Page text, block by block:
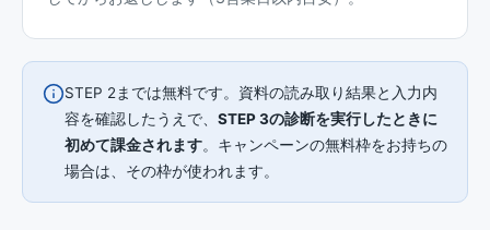
STEP 2までは無料です。資料の読み取り結果と入力内
容を確認したうえで、 STEP 3の診断を実行したときに
初めて課金されます。キャンペーンの無料枠をお持ちの
場合は、その枠が使われます。